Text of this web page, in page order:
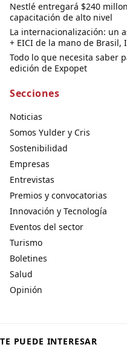
Nestlé entregará $240
capacitación de alto nivel
La internacionalización: un
+ EICI de la mano de Brasil,
Todo lo que necesita saber
edición de Expopet
Secciones
Noticias
Somos Yulder y Cris
Sostenibilidad
Empresas
Entrevistas
Premios y convocatorias
Innovación y Tecnología
Eventos del sector
Turismo
Boletines
Salud
Opinión
TE PUEDE INTERESAR